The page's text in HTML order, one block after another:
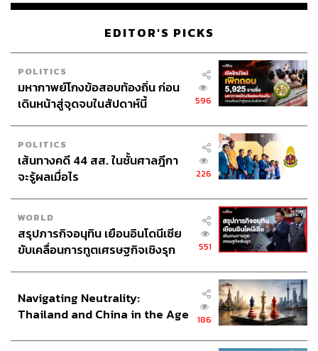
EDITOR'S PICKS
POLITICS
มหากาพย์โกงข้อสอบท้องถิ่น ก่อน
เดินหน้าสู่จุดจบในสัปดาห์นี้
596
POLITICS
เส้นทางคดี 44 สส. ในชั้นศาลฎีกา
จะรู้ผลเมื่อไร
226
WORLD
สรุปภารกิจอนุทิน เยือนอินโดนีเซีย
ขับเคลื่อนการทูตเศรษฐกิจเชิงรุก
551
Navigating Neutrality:
Thailand and China in the Age
186